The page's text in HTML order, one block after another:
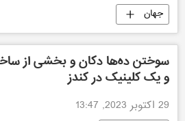
جهان
سوختن ده‌ها دکان و بخشی از
و یک کلینیک در کندز
29 اکتوبر 2023, 13:47